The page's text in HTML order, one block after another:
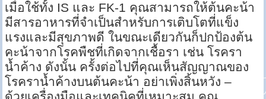
เมื่อใช้ทั้ง IS และ FK-1 คุณสามารถให้ต้นคะน้า
มีสารอาหารที่จำเป็นสำหรับการเติบโตที่แข็ง
แรงและมีสุขภาพดี ในขณะเดียวกันก็ปกป้องต้น
คะน้าจากโรคพืชที่เกิดจากเชื้อรา เช่น โรครา
น้ำค้าง ดังนั้น ครั้งต่อไปที่คุณเห็นสัญญาณของ
โรคราน้ำค้างบนต้นคะน้า อย่าเพิ่งสิ้นหวัง –